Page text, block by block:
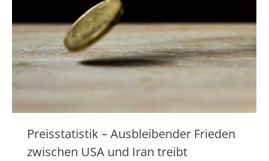
Preisstatistik – Ausbleibender Frieden
zwischen USA und Iran treibt